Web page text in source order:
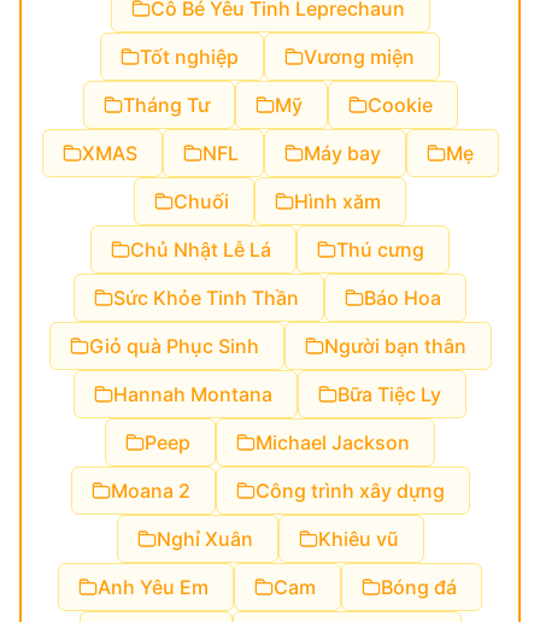
Cô Bé Yêu Tinh Leprechaun
Tốt nghiệp
Vương miện
Tháng Tư
Mỹ
Cookie
XMAS
NFL Máy bay
Mẹ
Chuối
Hình xăm
Chủ Nhật Lễ Lá
Thú cưng
Sức Khỏe Tinh Thần
Báo Hoa
Giỏ quà Phục Sinh
Người bạn thân
Hannah Montana
Bữa Tiệc Ly
Peep
Michael Jackson
Moana 2
Công trình xây dựng
Nghỉ Xuân
Khiêu vũ
Anh Yêu Em
Cam
Bóng đá